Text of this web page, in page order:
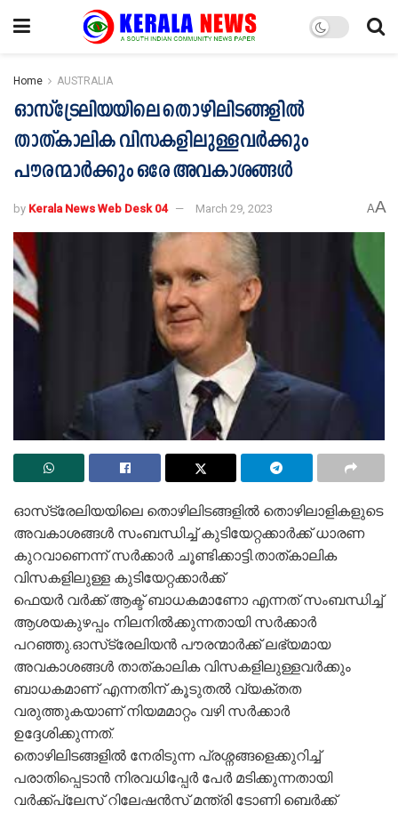
Home AUSTRALIA
ഓസ്‌ട്രേലിയയിലെ തൊഴിലിടങ്ങളിൽ
താത്കാലിക വിസകളിലുള്ളവർക്കും
പൗരന്മാർക്കും ഒരേ അവകാശങ്ങൾ
by Kerala News Web Desk 04 March 29, 2023 AA
ഓസ്‌ട്രേലിയയിലെ തൊഴിലിടങ്ങളിൽ തൊഴിലാളികളുടെ
അവകാശങ്ങൾ സംബന്ധിച്ച് കുടിയേറ്റക്കാർക്ക് ധാരണ
കുറവാണെന്ന് സർക്കാർ ചൂണ്ടിക്കാട്ടി.താത്കാലിക
വിസകളിലുള്ള കുടിയേറ്റക്കാർക്ക്
ഫെയർ വർക്ക് ആക്ട് ബാധകമാണോ എന്നത് സംബന്ധിച്ച്
ആശയകുഴപ്പം നിലനിൽക്കുന്നതായി സർക്കാർ
പറഞ്ഞു.ഓസ്‌ട്രേലിയൻ പൗരന്മാർക്ക് ലഭ്യമായ
അവകാശങ്ങൾ താത്കാലിക വിസകളിലുള്ളവർക്കും
ബാധകമാണ് എന്നതിന് കൂടുതൽ വ്യക്തത
വരുത്തുകയാണ് നിയമമാറ്റം വഴി സർക്കാർ
ഉദ്ദേശിക്കുന്നത്.
തൊഴിലിടങ്ങളിൽ നേരിടുന്ന പ്രശ്നങ്ങളെക്കുറിച്ച്
പരാതിപ്പെടാൻ നിരവധിപ്പേർ പേർ മടിക്കുന്നതായി
വർക്ക്‌പ്ലേസ് റിലേഷൻസ് മന്ത്രി ടോണി ബെർക്ക്